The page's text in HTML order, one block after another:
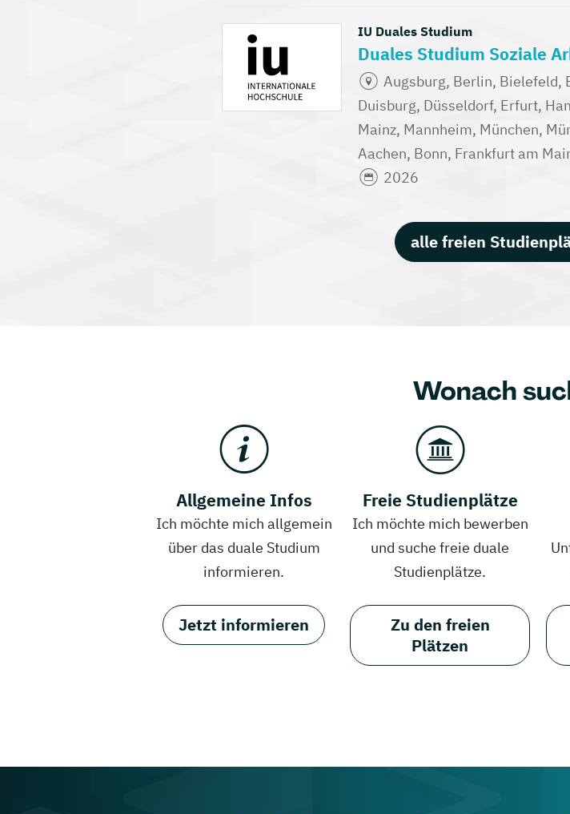
IU Duales Studium
Duales Studium Soziale
Augsburg, Berlin, Bielefeld,
Duisburg, Düsseldorf, Erfurt,
Mainz, Mannheim, München,
Aachen, Bonn, Frankfurt am
2026
alle freien
Wonach
Allgemeine Infos
Ich möchte mich allgemein
über das duale Studium
informieren.
Jetzt informieren
Freie Studienplätze
Ich möchte mich bewerben
und suche freie duale
Studienplätze.
Zu den freien
Plätzen